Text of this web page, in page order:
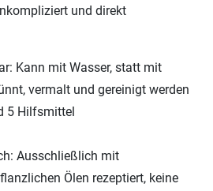
und direkt
Kann mit Wasser, statt mit
vermalt und gereinigt werden
5 Hilfsmittel
Ausschließlich mit
Ölen rezeptiert, keine